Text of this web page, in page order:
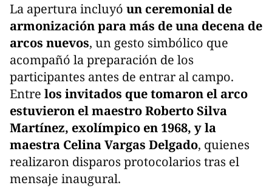
La apertura incluyó un ceremonial de
armonización para más de una decena de
arcos nuevos, un gesto simbólico que
acompañó la preparación de los
participantes antes de entrar al campo.
Entre los invitados que tomaron el arco
estuvieron el maestro Roberto Silva
Martínez, exolímpico en 1968, y la
maestra Celina Vargas Delgado, quienes
realizaron disparos protocolarios tras el
mensaje inaugural.